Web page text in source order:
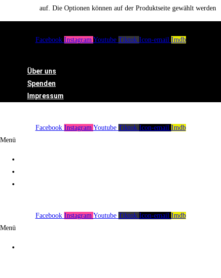
auf. Die Optionen können auf der Produktseite gewählt werden
Facebook Instagram Youtube Tiktok Icon-email Imdb
Über uns
Spenden
Impressum
Facebook Instagram Youtube Tiktok Icon-email Imdb
Menü
Facebook Instagram Youtube Tiktok Icon-email Imdb
Menü